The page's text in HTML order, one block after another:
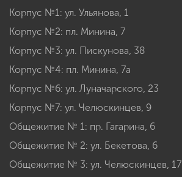
Корпус №1: ул. Ульянова, 1
Корпус №2: пл. Минина, 7
Корпус №3: ул. Пискунова, 38
Корпус №4: пл. Минина, 7а
Корпус №6: ул. Луначарского, 23
Корпус №7: ул. Челюскинцев, 9
Общежитие № 1: пр. Гагарина, 6
Общежитие № 2: ул. Бекетова, 6
Общежитие № 3: ул. Челюскинцев, 17